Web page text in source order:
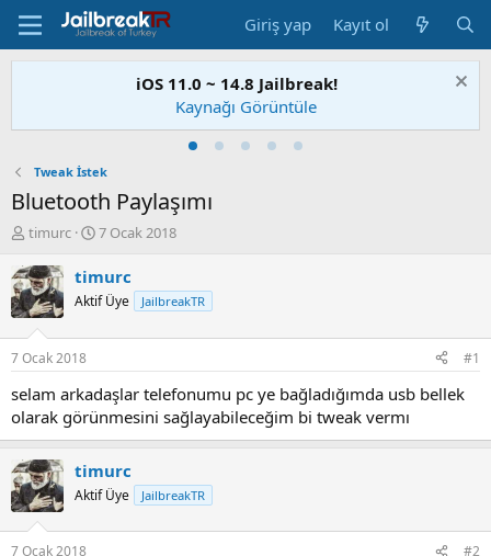
Giriş yap Kayıt ol
iOS 11.0 ~ 14.8 Jailbreak!
Kaynağı Görüntüle
Tweak İstek
Bluetooth Paylaşımı
K
n
u
S
a
h
i
b
timurc
B
ş
l
a
ı
ç
a
i
h
7 Ocak 2018
timurc
Aktif Üye JailbreakTR
7 Ocak 2018 #1
selam arkadaşlar telefonumu pc ye bağladığımda usb bellek
olarak görünmesini sağlayabileceğim bi tweak vermı
timurc
Aktif Üye JailbreakTR
7 Ocak 2018 #2